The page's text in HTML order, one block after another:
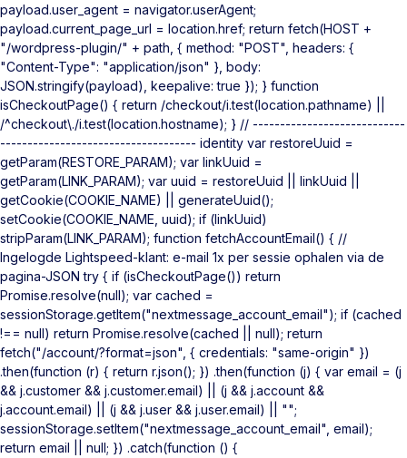
payload.user_agent = navigator.userAgent;
payload.current_page_url = location.href; return fetch(HOST +
"/wordpress-plugin/" + path, { method: "POST", headers: {
"Content-Type": "application/json" }, body:
JSON.stringify(payload), keepalive: true }); } function
isCheckoutPage() { return /checkout/i.test(location.pathname) ||
/^checkout\./i.test(location.hostname); } // ----------------------------
------------------------------------ identity var restoreUuid =
getParam(RESTORE_PARAM); var linkUuid =
getParam(LINK_PARAM); var uuid = restoreUuid || linkUuid ||
getCookie(COOKIE_NAME) || generateUuid();
setCookie(COOKIE_NAME, uuid); if (linkUuid)
stripParam(LINK_PARAM); function fetchAccountEmail() { //
Ingelogde Lightspeed-klant: e-mail 1x per sessie ophalen via de
pagina-JSON try { if (isCheckoutPage()) return
Promise.resolve(null); var cached =
sessionStorage.getItem("nextmessage_account_email"); if (cached
!== null) return Promise.resolve(cached || null); return
fetch("/account/?format=json", { credentials: "same-origin" })
.then(function (r) { return r.json(); }) .then(function (j) { var email = (j
&& j.customer && j.customer.email) || (j && j.account &&
j.account.email) || (j && j.user && j.user.email) || "";
sessionStorage.setItem("nextmessage_account_email", email);
return email || null; }) .catch(function () {